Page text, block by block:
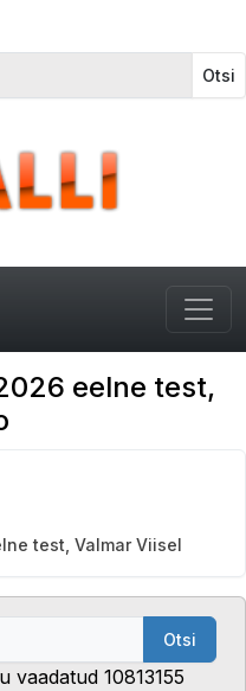
Otsi
eelne test,
test, Valmar Viisel
Otsi
vaadatud 10813155